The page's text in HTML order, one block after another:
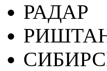
РАДАР